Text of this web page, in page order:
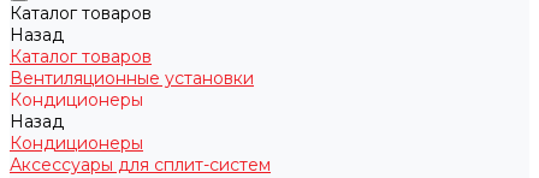
Каталог товаров
Назад
Каталог товаров
Вентиляционные установки
Кондиционеры
Назад
Кондиционеры
Аксессуары для сплит-систем